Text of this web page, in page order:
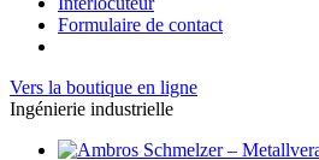
Formulaire de contact
Vers la boutique en ligne
Ingénierie industrielle